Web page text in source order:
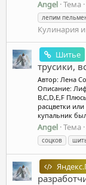
Angel Тема
лепим
Кулинария
Шитье
трусики,
Автор: Лена
Описание:
В,С,D,E,F
расцветки
купальник
Angel Тема
соцков